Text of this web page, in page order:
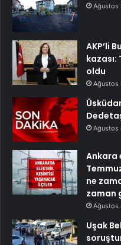
Ağustos
AKP’li
oldu
Ağustos
Ağustos
Ankara
ne
zaman
Ağustos
Uşak